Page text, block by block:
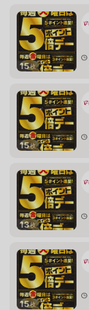
15枚
15枚
13枚
15枚